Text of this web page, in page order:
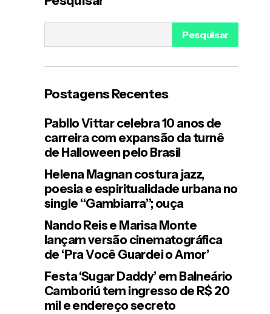
Pesquisar
Postagens Recentes
Pabllo Vittar celebra 10 anos de
carreira com expansão da turnê
de Halloween pelo Brasil
Helena Magnan costura jazz,
poesia e espiritualidade urbana no
single “Gambiarra”; ouça
Nando Reis e Marisa Monte
lançam versão cinematográfica
de ‘Pra Você Guardei o Amor’
Festa ‘Sugar Daddy’ em Balneário
Camboriú tem ingresso de R$ 20
mil e endereço secreto